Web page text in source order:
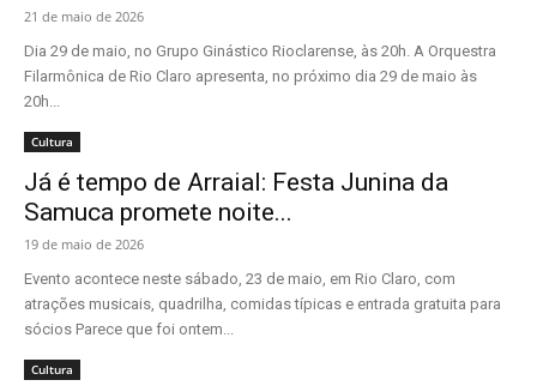
21 de maio de 2026
Dia 29 de maio, no Grupo Ginástico Rioclarense, às 20h. A Orquestra
Filarmônica de Rio Claro apresenta, no próximo dia 29 de maio às
20h...
Cultura
Já é tempo de Arraial: Festa Junina da
Samuca promete noite...
19 de maio de 2026
Evento acontece neste sábado, 23 de maio, em Rio Claro, com
atrações musicais, quadrilha, comidas típicas e entrada gratuita para
sócios Parece que foi ontem...
Cultura